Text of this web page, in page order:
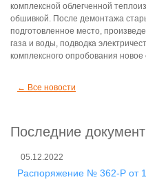
Последние
05.12.2022
Распоряжение № 362-Р от
комплексной облегченной
обшивкой. После демонтажа
подготовленное место,
газа и воды, подводка
комплексного опробования
← Все новости